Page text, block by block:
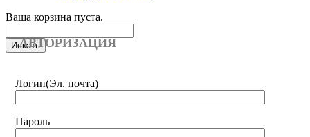
Ваша корзина пуста.
АВТОРИЗАЦИЯ
Логин(Эл. почта)
Пароль